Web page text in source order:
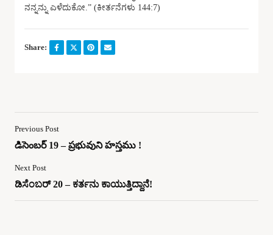
ನನ್ನನ್ನು ಎಳೆದುಕೋ.” (ಕೀರ್ತನೆಗಳು 144:7)
Share:
Previous Post
డిసెంబర్ 19 – ప్రభువుని హస్తము !
Next Post
ಡಿಸೆಂಬರ್ 20 – ಕರ್ತನು ಕಾಯುತ್ತಿದ್ದಾನೆ!